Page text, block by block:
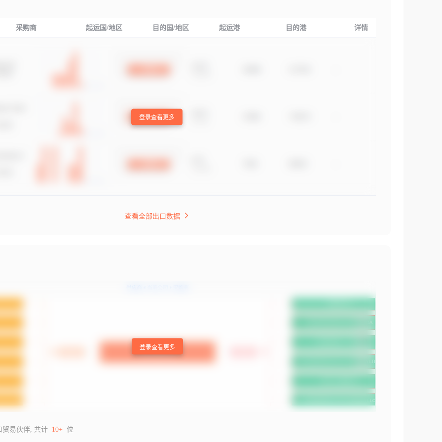
采购商 起运国/地区 目的国/地区 起运港 目的港 详情
登录查看更多
查看全部出口数据
登录查看更多
贸易伙伴, 共计 10+ 位